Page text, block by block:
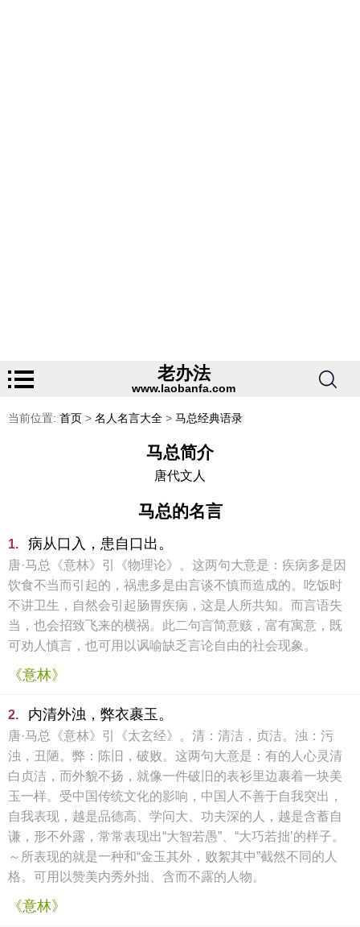
老办法
www.laobanfa.com
当前位置: 首页 > 名人名言大全 > 马总经典语录
马总简介
唐代文人
马总的名言
1. 病从口入，患自口出。
唐·马总《意林》引《物理论》。这两句大意是：疾病多是因
饮食不当而引起的，祸患多是由言谈不慎而造成的。吃饭时
不讲卫生，自然会引起肠胃疾病，这是人所共知。而言语失
当，也会招致飞来的横祸。此二句言简意赅，富有寓意，既
可劝人慎言，也可用以讽喻缺乏言论自由的社会现象。
《意林》
2. 内清外浊，弊衣裹玉。
唐·马总《意林》引《太玄经》。清：清洁，贞洁。浊：污
浊，丑陋。弊：陈旧，破败。这两句大意是：有的人心灵清
白贞洁，而外貌不扬，就像一件破旧的表衫里边裹着一块美
玉一样。受中国传统文化的影响，中国人不善于自我突出，
自我表现，越是品德高、学问大、功夫深的人，越是含蓄自
谦，形不外露，常常表现出“大智若愚”、“大巧若拙’的样子。
～所表现的就是一种和“金玉其外，败絮其中”截然不同的人
格。可用以赞美内秀外拙、含而不露的人物。
《意林》